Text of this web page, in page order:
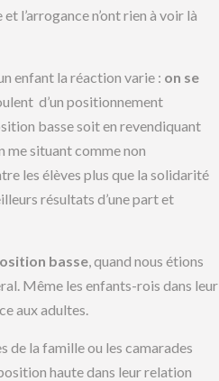
l’arrogance n’ont rien à voir là
enfant la réaction varie : on se
d’un positionnement
basse soit en revendiquant
me situant comme non
les élèves plus que la solidarité
résultats d’une part et
basse, quand nous étions
Même les enfants-rois dans leur
aux adultes.
de la famille ou les camarades
haute dans leur relation